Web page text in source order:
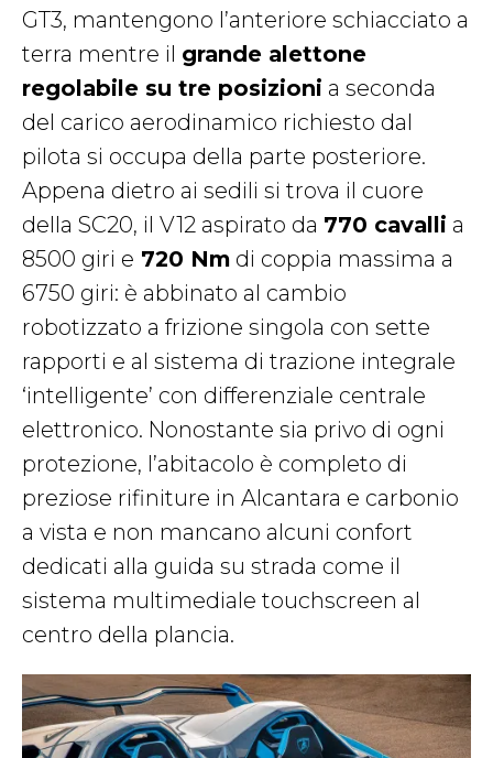
GT3, mantengono l’anteriore schiacciato a
terra mentre il grande alettone
regolabile su tre posizioni a seconda
del carico aerodinamico richiesto dal
pilota si occupa della parte posteriore.
Appena dietro ai sedili si trova il cuore
della SC20, il V12 aspirato da 770 cavalli a
8500 giri e 720 Nm di coppia massima a
6750 giri: è abbinato al cambio
robotizzato a frizione singola con sette
rapporti e al sistema di trazione integrale
‘intelligente’ con differenziale centrale
elettronico. Nonostante sia privo di ogni
protezione, l’abitacolo è completo di
preziose rifiniture in Alcantara e carbonio
a vista e non mancano alcuni confort
dedicati alla guida su strada come il
sistema multimediale touchscreen al
centro della plancia.